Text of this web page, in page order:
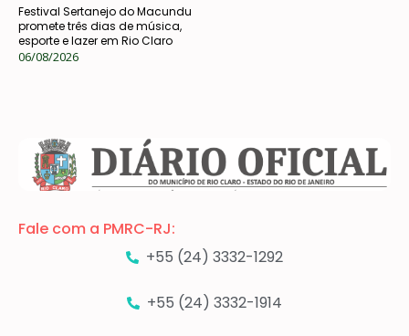
Festival Sertanejo do Macundu
promete três dias de música,
esporte e lazer em Rio Claro
06/08/2026
Fale com a PMRC-RJ:
+55 (24) 3332-1292
+55 (24) 3332-1914